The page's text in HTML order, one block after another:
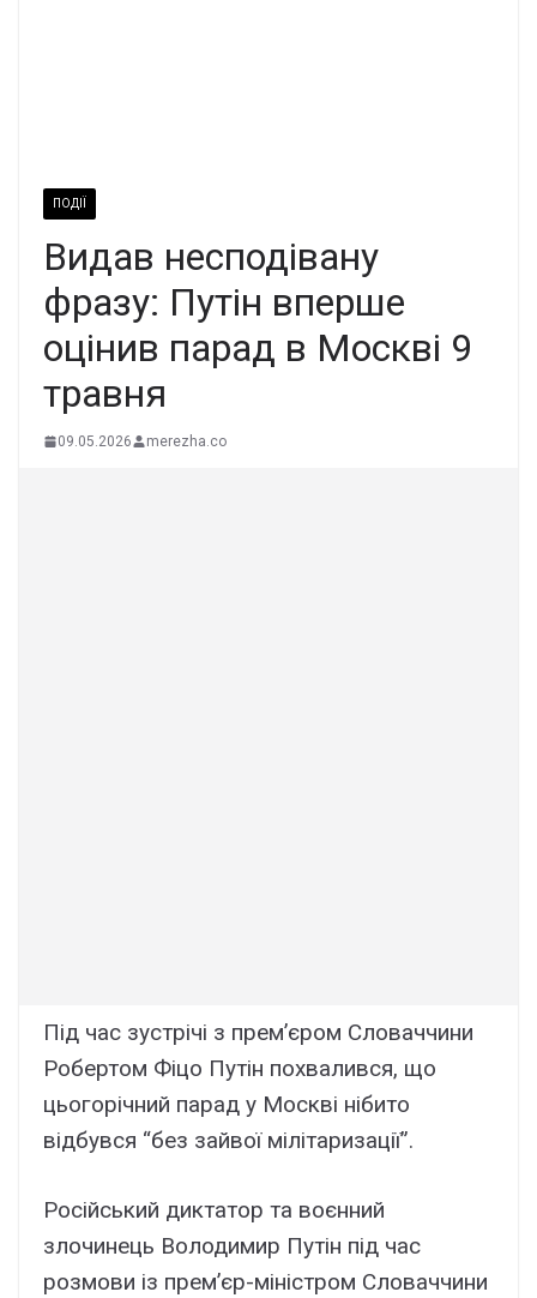
ПОДІЇ
Видав несподівану
фразу: Путін вперше
оцінив парад в Москві 9
травня
09.05.2026 merezha.co
Під час зустрічі з прем’єром Словаччини
Робертом Фіцо Путін похвалився, що
цьогорічний парад у Москві нібито
відбувся “без зайвої мілітаризації”.
Російський диктатор та воєнний
злочинець Володимир Путін під час
розмови із прем’єр-міністром Словаччини